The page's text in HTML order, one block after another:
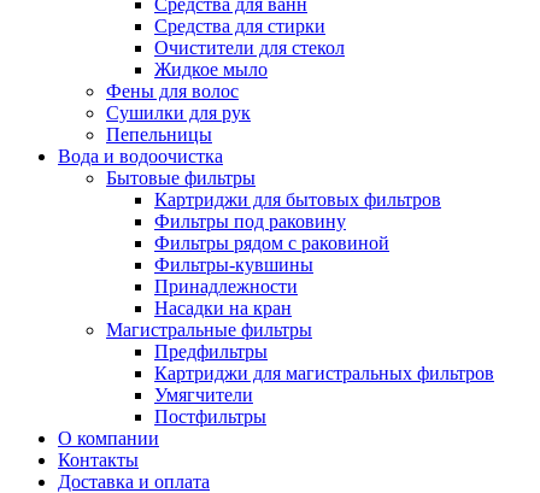
Средства для ванн
Средства для стирки
Очистители для стекол
Жидкое мыло
Фены для волос
Сушилки для рук
Пепельницы
Вода и водоочистка
Бытовые фильтры
Картриджи для бытовых фильтров
Фильтры под раковину
Фильтры рядом с раковиной
Фильтры-кувшины
Принадлежности
Насадки на кран
Магистральные фильтры
Предфильтры
Картриджи для магистральных фильтров
Умягчители
Постфильтры
О компании
Контакты
Доставка и оплата